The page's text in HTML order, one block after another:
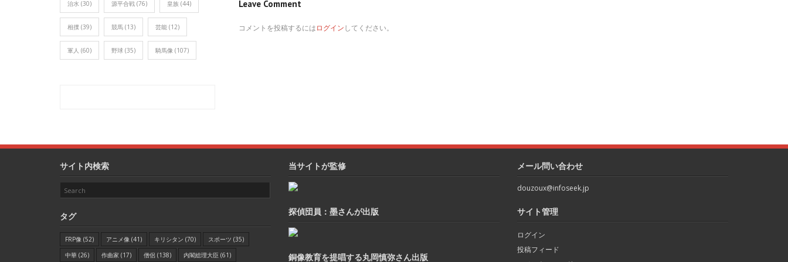
Leave Comment
コメントを投稿するにはログインしてください。
治水 (30) 源平合戦 (76) 皇族 (44)
相撲 (39) 競馬 (13) 芸能 (12)
軍人 (60) 野球 (35) 騎馬像 (107)
サイト内検索
タグ
FRP像 (52) アニメ像 (41) キリシタン (70) スポーツ (35)
中華 (26) 作曲家 (17) 僧侶 (138) 内閣総理大臣 (61)
当サイトが監修
探偵団員：墨さんが出版
銅像教育を提唱する丸岡慎弥さん出版
メール問い合わせ
douzoux@infoseek.jp
サイト管理
ログイン
投稿フィード